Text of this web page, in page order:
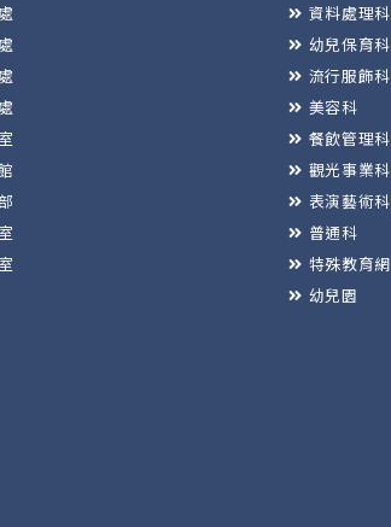
資料處理科
幼兒保育科
流行服飾科
美容科
餐飲管理科
觀光事業科
表演藝術科
普通科
特殊教育網
幼兒園